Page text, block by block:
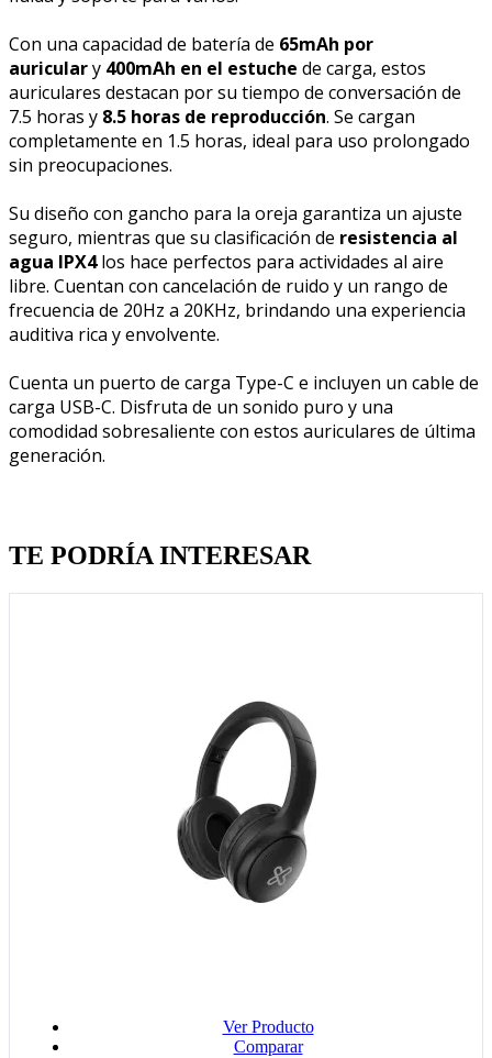
Con una capacidad de batería de 65mAh por
auriculary 400mAh en el estuche de carga, estos
auriculares destacan por su tiempo de conversación de
7.5 horas y 8.5 horas de reproducción. Se cargan
completamente en 1.5 horas, ideal para uso prolongado
sin preocupaciones.
Su diseño con gancho para la oreja garantiza un ajuste
seguro, mientras que su clasificación de resistencia al
agua IPX4los hace perfectos para actividades al aire
libre. Cuentan con cancelación de ruido y un rango de
frecuencia de 20Hz a 20KHz, brindando una experiencia
auditiva rica y envolvente.
Cuenta un puerto de carga Type-C e incluyen un cable de
carga USB-C. Disfruta de un sonido puro y una
comodidad sobresaliente con estos auriculares de última
generación.
TE PODRÍA INTERESAR
Ver Producto
Comparar